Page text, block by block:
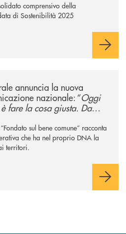
comprensivo della
di Sostenibilità 2025
annuncia la nuova
nazionale: “Oggi
fare la cosa giusta. Da
sul bene comune” racconta
che ha nel proprio DNA la
territori.